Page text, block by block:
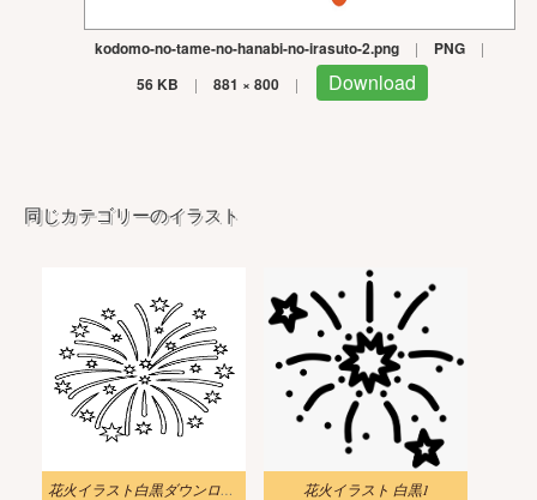
kodomo-no-tame-no-hanabi-no-irasuto-2.png | PNG |
56 KB | 881 × 800 | Download
同じカテゴリーのイラスト
花火イラスト白黒ダウンロード 花火イラスト 白黒1